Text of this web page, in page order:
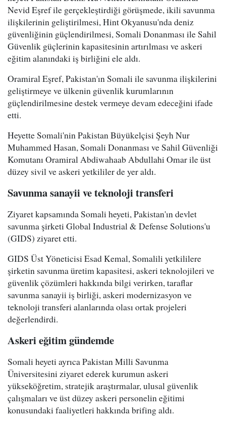
Nevid Eşref ile gerçekleştirdiği görüşmede, ikili savunma
ilişkilerinin geliştirilmesi, Hint Okyanusu'nda deniz
güvenliğinin güçlendirilmesi, Somali Donanması ile Sahil
Güvenlik güçlerinin kapasitesinin artırılması ve askeri
eğitim alanındaki iş birliğini ele aldı.
Oramiral Eşref, Pakistan'ın Somali ile savunma ilişkilerini
geliştirmeye ve ülkenin güvenlik kurumlarının
güçlendirilmesine destek vermeye devam edeceğini ifade
etti.
Heyette Somali'nin Pakistan Büyükelçisi Şeyh Nur
Muhammed Hasan, Somali Donanması ve Sahil Güvenliği
Komutanı Oramiral Abdiwahaab Abdullahi Omar ile üst
düzey sivil ve askeri yetkililer de yer aldı.
Savunma sanayii ve teknoloji transferi
Ziyaret kapsamında Somali heyeti, Pakistan'ın devlet
savunma şirketi Global Industrial & Defense Solutions'u
(GIDS) ziyaret etti.
GIDS Üst Yöneticisi Esad Kemal, Somalili yetkililere
şirketin savunma üretim kapasitesi, askeri teknolojileri ve
güvenlik çözümleri hakkında bilgi verirken, taraflar
savunma sanayii iş birliği, askeri modernizasyon ve
teknoloji transferi alanlarında olası ortak projeleri
değerlendirdi.
Askeri eğitim gündemde
Somali heyeti ayrıca Pakistan Milli Savunma
Üniversitesini ziyaret ederek kurumun askeri
yükseköğretim, stratejik araştırmalar, ulusal güvenlik
çalışmaları ve üst düzey askeri personelin eğitimi
konusundaki faaliyetleri hakkında brifing aldı.